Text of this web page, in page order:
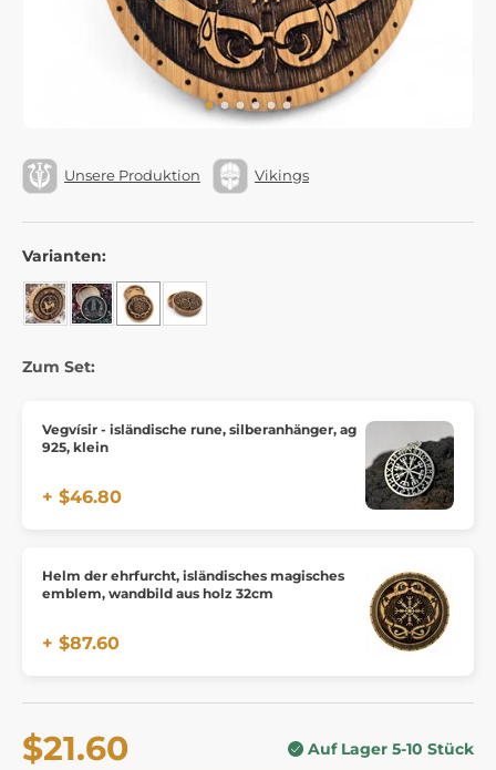
Unsere Produktion Vikings
Varianten:
Zum Set:
Vegvísir - isländische rune, silberanhänger, ag
925, klein
+ $46.80
Helm der ehrfurcht, isländisches magisches
emblem, wandbild aus holz 32cm
+ $87.60
$21.60 Auf Lager 5-10 Stück